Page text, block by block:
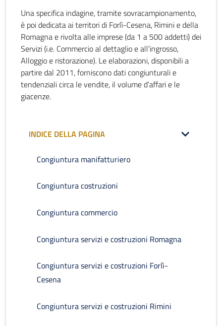
Una specifica indagine, tramite sovracampionamento,
è poi dedicata ai territori di Forlì-Cesena, Rimini e della
Romagna e rivolta alle imprese (da 1 a 500 addetti) dei
Servizi (i.e. Commercio al dettaglio e all’ingrosso,
Alloggio e ristorazione). Le elaborazioni, disponibili a
partire dal 2011, forniscono dati congiunturali e
tendenziali circa le vendite, il volume d’affari e le
giacenze.
INDICE DELLA PAGINA
Congiuntura manifatturiero
Congiuntura costruzioni
Congiuntura commercio
Congiuntura servizi e costruzioni Romagna
Congiuntura servizi e costruzioni Forlì-
Cesena
Congiuntura servizi e costruzioni Rimini